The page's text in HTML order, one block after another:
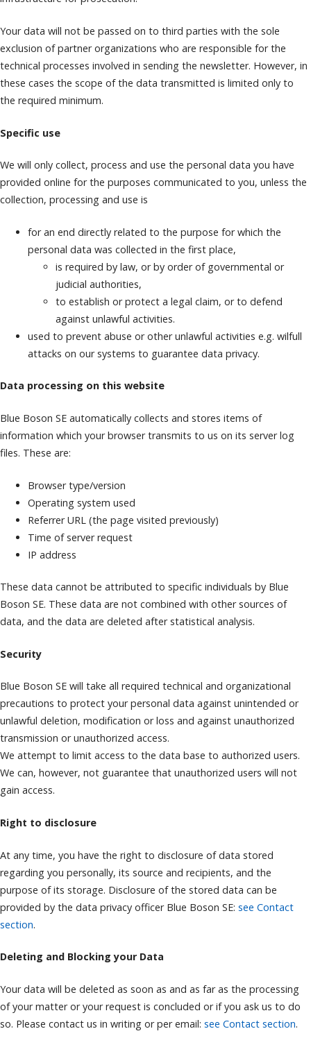
Your data will not be passed on to third parties with the sole
exclusion of partner organizations who are responsible for the
technical processes involved in sending the newsletter. However, in
these cases the scope of the data transmitted is limited only to
the required minimum.
Specific use
We will only collect, process and use the personal data you have
provided online for the purposes communicated to you, unless the
collection, processing and use is
for an end directly related to the purpose for which the
personal data was collected in the first place,
is required by law, or by order of governmental or
judicial authorities,
to establish or protect a legal claim, or to defend
against unlawful activities.
used to prevent abuse or other unlawful activities e.g. wilfull
attacks on our systems to guarantee data privacy.
Data processing on this website
Blue Boson SE automatically collects and stores items of
information which your browser transmits to us on its server log
files. These are:
Browser type/version
Operating system used
Referrer URL (the page visited previously)
Time of server request
IP address
These data cannot be attributed to specific individuals by Blue
Boson SE. These data are not combined with other sources of
data, and the data are deleted after statistical analysis.
Security
Blue Boson SE will take all required technical and organizational
precautions to protect your personal data against unintended or
unlawful deletion, modification or loss and against unauthorized
transmission or unauthorized access.
We attempt to limit access to the data base to authorized users.
We can, however, not guarantee that unauthorized users will not
gain access.
Right to disclosure
At any time, you have the right to disclosure of data stored
regarding you personally, its source and recipients, and the
purpose of its storage. Disclosure of the stored data can be
provided by the data privacy officer Blue Boson SE: see Contact
section.
Deleting and Blocking your Data
Your data will be deleted as soon as and as far as the processing
of your matter or your request is concluded or if you ask us to do
so. Please contact us in writing or per email: see Contact section.